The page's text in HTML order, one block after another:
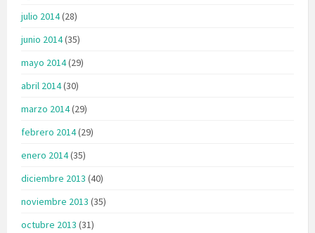
julio 2014(28)
junio 2014(35)
mayo 2014(29)
abril 2014(30)
marzo 2014(29)
febrero 2014(29)
enero 2014(35)
diciembre 2013 (40)
noviembre 2013 (35)
octubre 2013 (31)